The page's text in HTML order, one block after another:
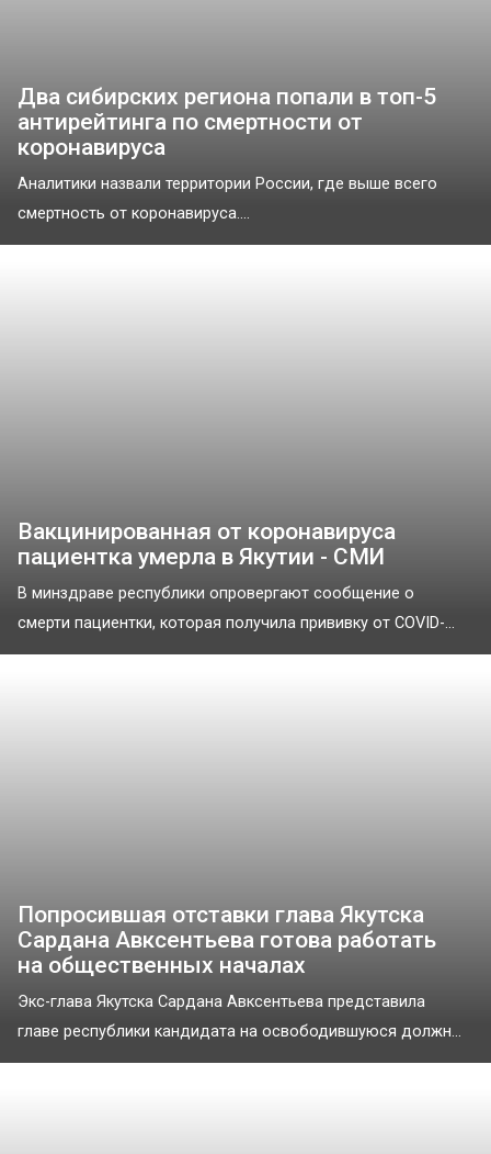
Два сибирских региона попали в топ-5
антирейтинга по смертности от
коронавируса
Аналитики назвали территории России, где выше всего
смертность от коронавируса....
Вакцинированная от коронавируса
пациентка умерла в Якутии - СМИ
В минздраве республики опровергают сообщение о
смерти пациентки, которая получила прививку от COVID-...
Попросившая отставки глава Якутска
Сардана Авксентьева готова работать
на общественных началах
Экс-глава Якутска Сардана Авксентьева представила
главе республики кандидата на освободившуюся должн...